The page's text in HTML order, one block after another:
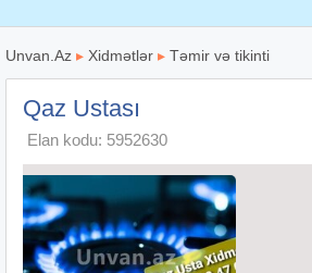
Unvan.Az ▸ Xidmətlər ▸ Təmir və tikinti
Qaz Ustası
Elan kodu: 5952630